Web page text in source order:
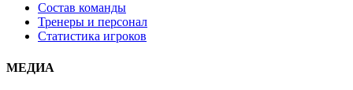
Состав команды
Тренеры и персонал
Статистика игроков
МЕДИА